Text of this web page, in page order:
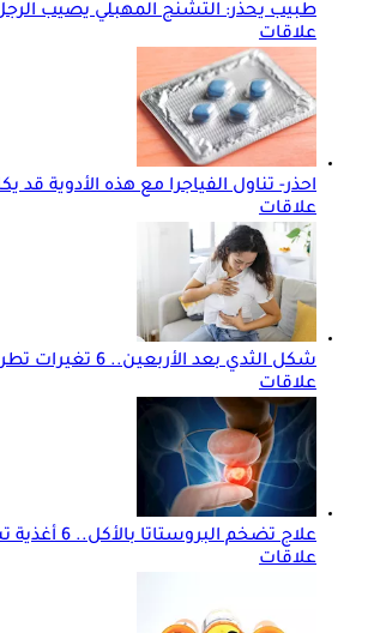
طبيب يحذر: التشنج المهبلي يصيب
علاقات
احذر- تناول الفياجرا مع هذه الأدوية قد
علاقات
شكل الثدي بعد الأربعين.. 6 تغيرات تطرأ عليه عند النساء
علاقات
علاج تضخم البروستاتا بالأكل.. 6 أغذية تساعد على تصغيرها
علاقات